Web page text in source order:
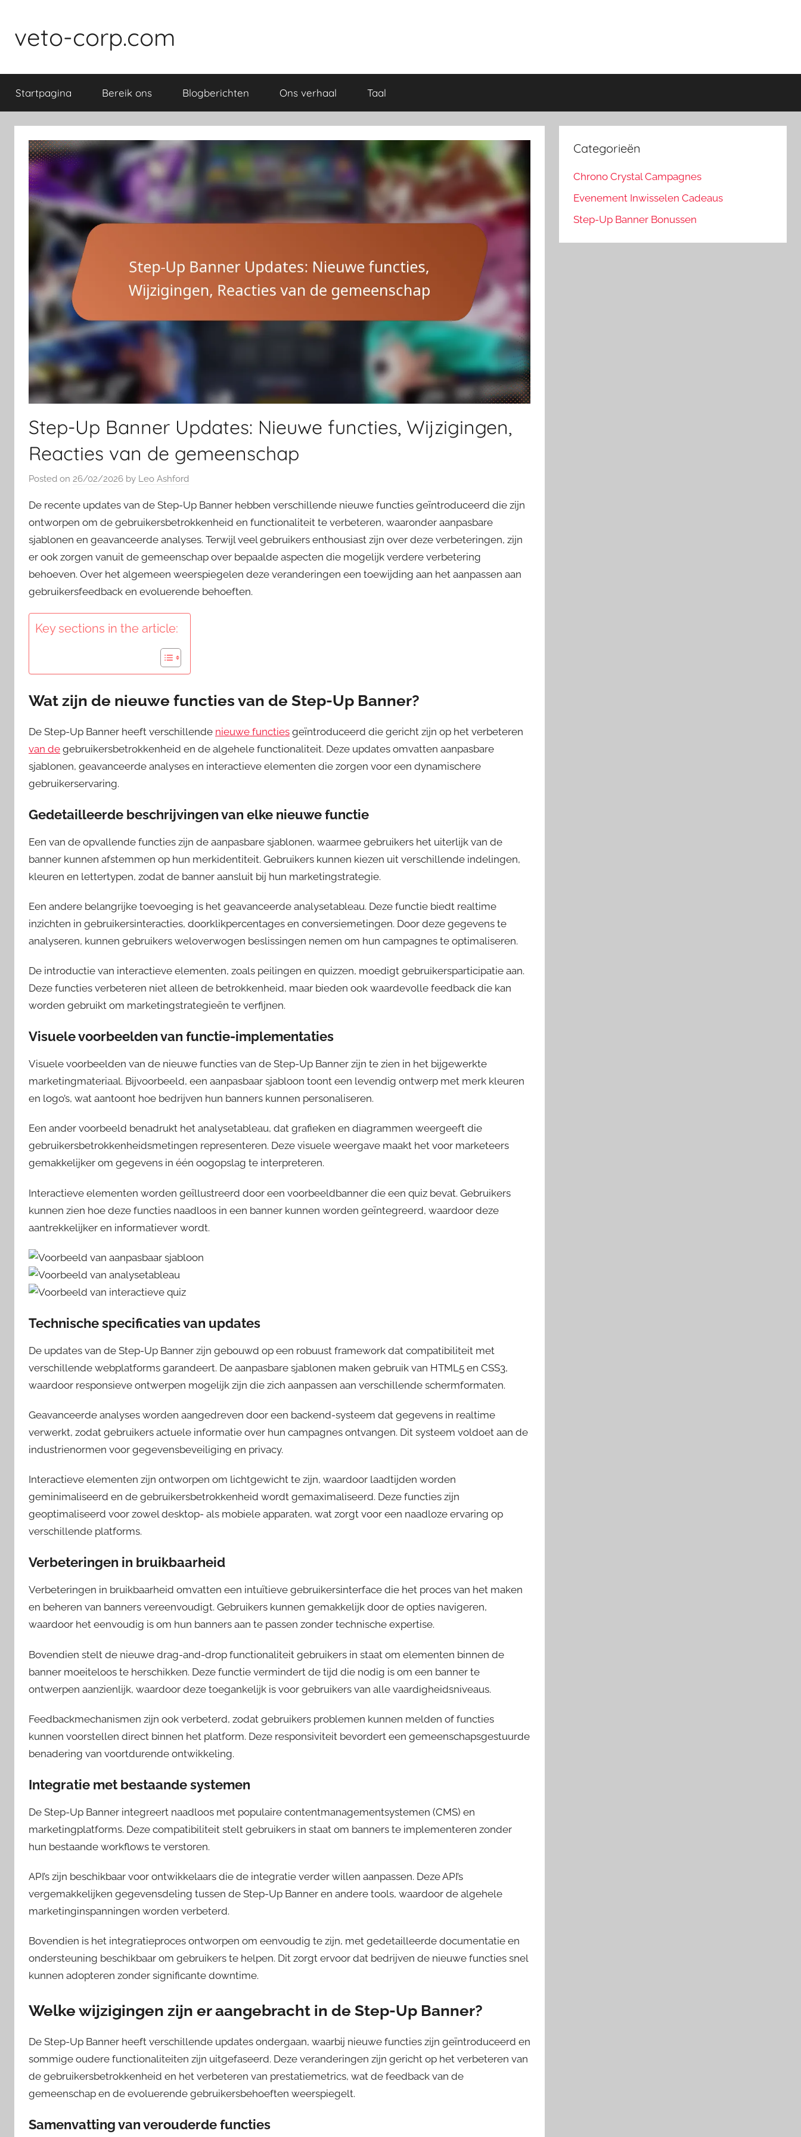
content
veto-corp.com
Startpagina Bereik ons Blogberichten Ons verhaal Taal
Step-Up Banner Updates: Nieuwe functies, Wijzigingen,
Reacties van de gemeenschap
Posted on 26/02/2026 by Leo Ashford
De recente updates van de Step-Up Banner hebben verschillende nieuwe functies geïntroduceerd die zijn
ontworpen om de gebruikersbetrokkenheid en functionaliteit te verbeteren, waaronder aanpasbare
sjablonen en geavanceerde analyses. Terwijl veel gebruikers enthousiast zijn over deze verbeteringen, zijn
er ook zorgen vanuit de gemeenschap over bepaalde aspecten die mogelijk verdere verbetering
behoeven. Over het algemeen weerspiegelen deze veranderingen een toewijding aan het aanpassen aan
gebruikersfeedback en evoluerende behoeften.
Key sections in the article:
Wat zijn de nieuwe functies van de Step-Up Banner?
De Step-Up Banner heeft verschillende nieuwe functies geïntroduceerd die gericht zijn op het verbeteren
van de gebruikersbetrokkenheid en de algehele functionaliteit. Deze updates omvatten aanpasbare
sjablonen, geavanceerde analyses en interactieve elementen die zorgen voor een dynamischere
gebruikerservaring.
Gedetailleerde beschrijvingen van elke nieuwe functie
Een van de opvallende functies zijn de aanpasbare sjablonen, waarmee gebruikers het uiterlijk van de
banner kunnen afstemmen op hun merkidentiteit. Gebruikers kunnen kiezen uit verschillende indelingen,
kleuren en lettertypen, zodat de banner aansluit bij hun marketingstrategie.
Een andere belangrijke toevoeging is het geavanceerde analysetableau. Deze functie biedt realtime
inzichten in gebruikersinteracties, doorklikpercentages en conversiemetingen. Door deze gegevens te
analyseren, kunnen gebruikers weloverwogen beslissingen nemen om hun campagnes te optimaliseren.
De introductie van interactieve elementen, zoals peilingen en quizzen, moedigt gebruikersparticipatie aan.
Deze functies verbeteren niet alleen de betrokkenheid, maar bieden ook waardevolle feedback die kan
worden gebruikt om marketingstrategieën te verfijnen.
Visuele voorbeelden van functie-implementaties
Visuele voorbeelden van de nieuwe functies van de Step-Up Banner zijn te zien in het bijgewerkte
marketingmateriaal. Bijvoorbeeld, een aanpasbaar sjabloon toont een levendig ontwerp met merk kleuren
en logo’s, wat aantoont hoe bedrijven hun banners kunnen personaliseren.
Een ander voorbeeld benadrukt het analysetableau, dat grafieken en diagrammen weergeeft die
gebruikersbetrokkenheidsmetingen representeren. Deze visuele weergave maakt het voor marketeers
gemakkelijker om gegevens in één oogopslag te interpreteren.
Interactieve elementen worden geïllustreerd door een voorbeeldbanner die een quiz bevat. Gebruikers
kunnen zien hoe deze functies naadloos in een banner kunnen worden geïntegreerd, waardoor deze
aantrekkelijker en informatiever wordt.
Technische specificaties van updates
De updates van de Step-Up Banner zijn gebouwd op een robuust framework dat compatibiliteit met
verschillende webplatforms garandeert. De aanpasbare sjablonen maken gebruik van HTML5 en CSS3,
waardoor responsieve ontwerpen mogelijk zijn die zich aanpassen aan verschillende schermformaten.
Geavanceerde analyses worden aangedreven door een backend-systeem dat gegevens in realtime
verwerkt, zodat gebruikers actuele informatie over hun campagnes ontvangen. Dit systeem voldoet aan de
industrienormen voor gegevensbeveiliging en privacy.
Interactieve elementen zijn ontworpen om lichtgewicht te zijn, waardoor laadtijden worden
geminimaliseerd en de gebruikersbetrokkenheid wordt gemaximaliseerd. Deze functies zijn
geoptimaliseerd voor zowel desktop- als mobiele apparaten, wat zorgt voor een naadloze ervaring op
verschillende platforms.
Verbeteringen in bruikbaarheid
Verbeteringen in bruikbaarheid omvatten een intuïtieve gebruikersinterface die het proces van het maken
en beheren van banners vereenvoudigt. Gebruikers kunnen gemakkelijk door de opties navigeren,
waardoor het eenvoudig is om hun banners aan te passen zonder technische expertise.
Bovendien stelt de nieuwe drag-and-drop functionaliteit gebruikers in staat om elementen binnen de
banner moeiteloos te herschikken. Deze functie vermindert de tijd die nodig is om een banner te
ontwerpen aanzienlijk, waardoor deze toegankelijk is voor gebruikers van alle vaardigheidsniveaus.
Feedbackmechanismen zijn ook verbeterd, zodat gebruikers problemen kunnen melden of functies
kunnen voorstellen direct binnen het platform. Deze responsiviteit bevordert een gemeenschapsgestuurde
benadering van voortdurende ontwikkeling.
Integratie met bestaande systemen
De Step-Up Banner integreert naadloos met populaire contentmanagementsystemen (CMS) en
marketingplatforms. Deze compatibiliteit stelt gebruikers in staat om banners te implementeren zonder
hun bestaande workflows te verstoren.
API’s zijn beschikbaar voor ontwikkelaars die de integratie verder willen aanpassen. Deze API’s
vergemakkelijken gegevensdeling tussen de Step-Up Banner en andere tools, waardoor de algehele
marketinginspanningen worden verbeterd.
Bovendien is het integratieproces ontworpen om eenvoudig te zijn, met gedetailleerde documentatie en
ondersteuning beschikbaar om gebruikers te helpen. Dit zorgt ervoor dat bedrijven de nieuwe functies snel
kunnen adopteren zonder significante downtime.
Welke wijzigingen zijn er aangebracht in de Step-Up Banner?
De Step-Up Banner heeft verschillende updates ondergaan, waarbij nieuwe functies zijn geïntroduceerd en
sommige oudere functionaliteiten zijn uitgefaseerd. Deze veranderingen zijn gericht op het verbeteren van
de gebruikersbetrokkenheid en het verbeteren van prestatiemetrics, wat de feedback van de
gemeenschap en de evoluerende gebruikersbehoeften weerspiegelt.
Samenvatting van verouderde functies
Categorieën
Chrono Crystal Campagnes
Evenement Inwisselen Cadeaus
Step-Up Banner Bonussen